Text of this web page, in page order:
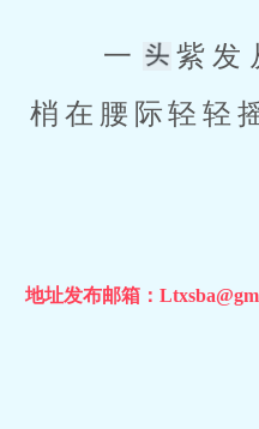
一 紫发
梢在腰际轻轻
地址发布邮箱：